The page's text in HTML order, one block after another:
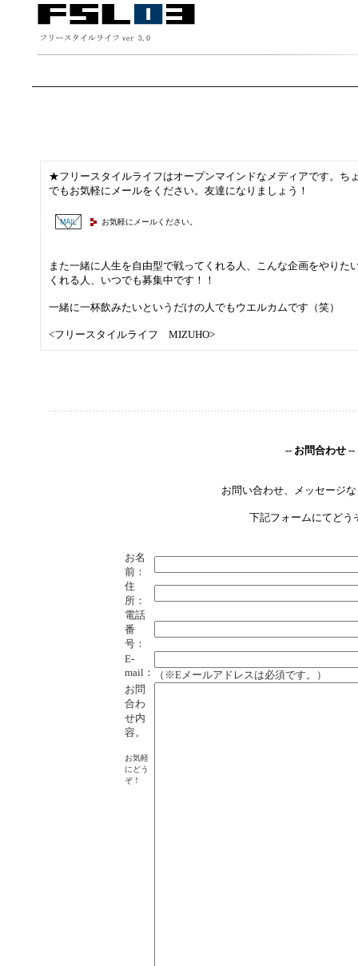
★フリースタイルライフはオープンマインドなメディアです。ち
でもお気軽にメールをください。友達になりましょう！
お気軽にメールください。
また一緒に人生を自由型で戦ってくれる人、こんな企画をやり
くれる人、いつでも募集中です！！
一緒に一杯飲みたいというだけの人でもウエルカムです（笑）
<フリースタイルライフ MIZUHO>
-- お問合わせ --
お問い合わせ、メッセージ
下記フォームにてどう
お名
前：
住
所：
電話
番
号：
E-
mail：
（※Eメールアドレスは必須です。）
お問
合わ
せ内
容。
お気軽
にどう
ぞ！